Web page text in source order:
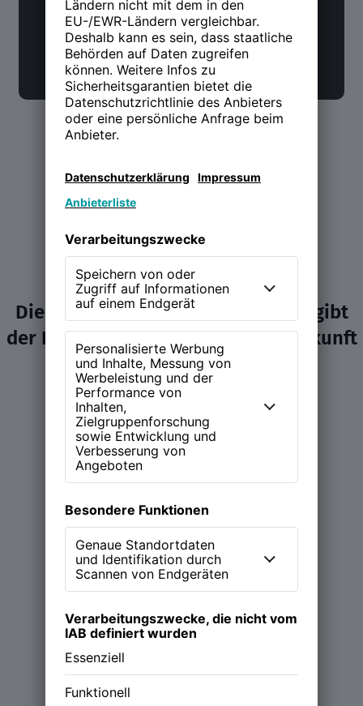
Jetzt anmelden
Die NEW WORK Experience (NWX) gibt
der Diskussion über Arbeit und Zukunft
ein Zuhause.
Learn more
Magazin
Über NWX